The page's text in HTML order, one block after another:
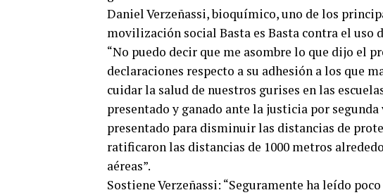
Daniel Verzeñassi, bioquímico, uno de los
movilización social Basta es Basta contra el uso
“No puedo decir que me asombre lo que dijo el
declaraciones respecto a su adhesión a los que
cuidar la salud de nuestros gurises en las
presentado y ganado ante la justicia por
presentado para disminuir las distancias de
ratificaron las distancias de 1000 metros
aéreas”.
Sostiene Verzeñassi: “Seguramente ha leído